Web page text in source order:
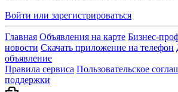
Войти или зарегистрироваться
Главная Объявления на карте Бизнес-
новости Скачать приложение на телефон
объявление
Правила сервиса Пользовательское
поддержки